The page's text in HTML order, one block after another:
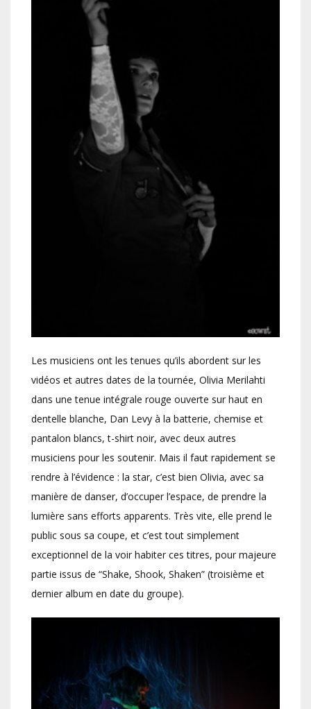
Les musiciens ont les tenues qu’ils abordent sur les
vidéos et autres dates de la tournée, Olivia Merilahti
dans une tenue intégrale rouge ouverte sur haut en
dentelle blanche, Dan Levy à la batterie, chemise et
pantalon blancs, t-shirt noir, avec deux autres
musiciens pour les soutenir. Mais il faut rapidement se
rendre à l’évidence : la star, c’est bien Olivia, avec sa
manière de danser, d’occuper l’espace, de prendre la
lumière sans efforts apparents. Très vite, elle prend le
public sous sa coupe, et c’est tout simplement
exceptionnel de la voir habiter ces titres, pour majeure
partie issus de “Shake, Shook, Shaken” (troisième et
dernier album en date du groupe).